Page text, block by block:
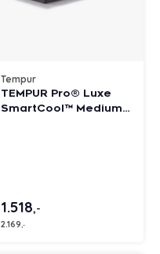
Tempur
TEMPUR Pro® Luxe
SmartCool™ Medium
1.518,-
2.169 ,-